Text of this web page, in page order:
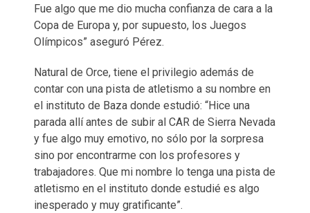
Fue algo que me dio mucha confianza de cara a la
Copa de Europa y, por supuesto, los Juegos
Olímpicos” aseguró Pérez.
Natural de Orce, tiene el privilegio además de
contar con una pista de atletismo a su nombre en
el instituto de Baza donde estudió: “Hice una
parada allí antes de subir al CAR de Sierra Nevada
y fue algo muy emotivo, no sólo por la sorpresa
sino por encontrarme con los profesores y
trabajadores. Que mi nombre lo tenga una pista de
atletismo en el instituto donde estudié es algo
inesperado y muy gratificante”.